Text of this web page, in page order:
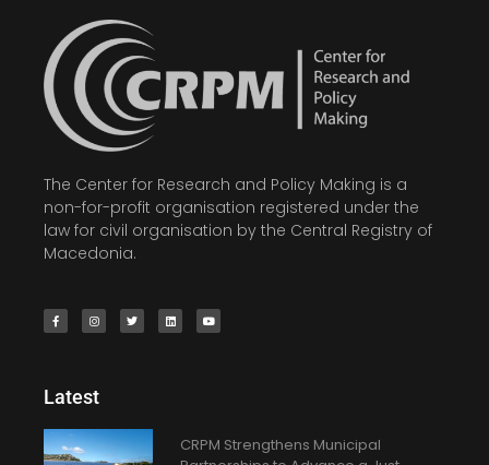
The Center for Research and Policy Making is a
non-for-profit organisation registered under the
law for civil organisation by the Central Registry of
Macedonia.
Latest
CRPM Strengthens Municipal